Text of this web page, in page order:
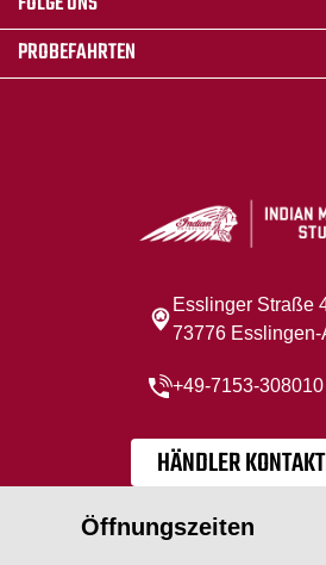
PROBEFAHRTEN
Esslinger Straße
73776 Esslingen-
+49-7153-308010
HÄNDLER
Öffnungszeiten